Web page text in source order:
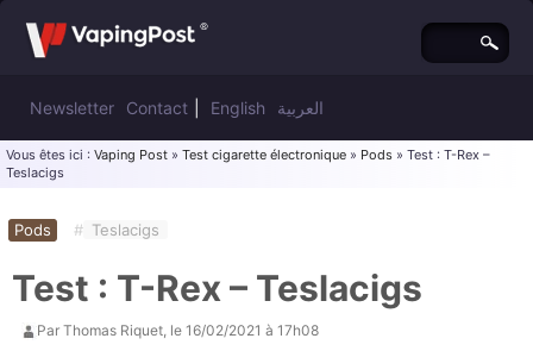
Newsletter Contact English العربية
Vous êtes ici : Vaping Post » Test cigarette électronique » Pods » Test : T-Rex –
Teslacigs
Test : T-Rex – Teslacigs
Pods # Teslacigs
Par Thomas Riquet, le 16/02/2021 à 17h08